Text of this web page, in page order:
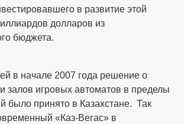
в развитие этой
долларов из
бюджета.
в начале 2007 года решение о
залов игровых автоматов в пределы
было принято в Казахстане. Так
«Каз-Вегас» в